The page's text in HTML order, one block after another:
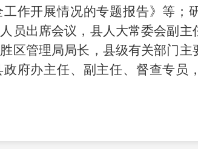
作开展情况的专题报告》等 ；
员出席会议，县人大常委会副主
区管理局局长， 县级有关部门主
府办主任、 副主任、督查专员